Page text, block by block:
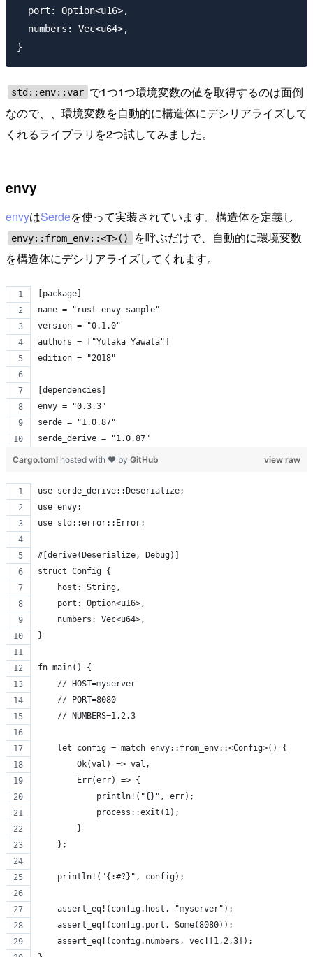
  port: Option<u16>,
  numbers: Vec<u64>,
std::env::var で1つ1つ環境変数の値を取得するのは面倒
なので、、環境変数を自動的に構造体にデシリアライズして
くれるライブラリを2つ試してみました。
envy
envyはSerdeを使って実装されています。構造体を定義し
envy::from_env::<T>()
を呼ぶだけで、自動的に環境変数
を構造体にデシリアライズしてくれます。
[package]
name = "rust-envy-sample"
version = "0.1.0"
authors = ["Yutaka Yawata"]
edition = "2018"
[dependencies]
envy = "0.3.3"
serde = "1.0.87"
serde_derive = "1.0.87"
view raw
Cargo.toml hosted with ❤ by GitHub
use serde_derive::Deserialize;
use envy;
use std::error::Error;
#[derive(Deserialize, Debug)]
struct Config {
    host: String,
    port: Option<u16>,
    numbers: Vec<u64>,
}
fn main() {
    // HOST=myserver
    // PORT=8080
    // NUMBERS=1,2,3
    let config = match envy::from_env::<Config>() {
        Ok(val) => val,
        Err(err) => {
            println!("{}", err);
            process::exit(1);
        }
    };
    println!("{:#?}", config);
    assert_eq!(config.host, "myserver");
    assert_eq!(config.port, Some(8080));
    assert_eq!(config.numbers, vec![1,2,3]);